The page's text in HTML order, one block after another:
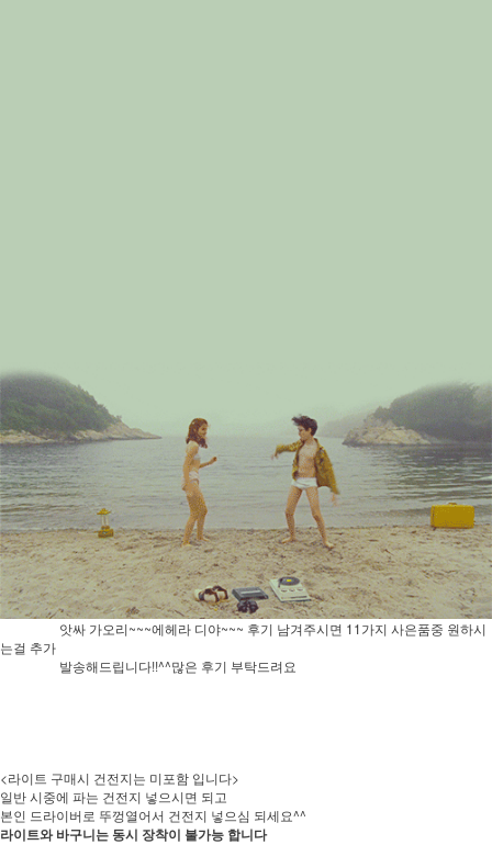
앗싸 가오리~~~에헤라 디야~~~ 후기 남겨주시면 11가지 사은품중 원하시
는걸 추가
발송해드립니다!!^^많은 후기 부탁드려요
<라이트 구매시 건전지는 미포함 입니다>
일반 시중에 파는 건전지 넣으시면 되고
본인 드라이버로 뚜껑열어서 건전지 넣으심 되세요^^
라이트와 바구니는 동시 장착이 불가능 합니다